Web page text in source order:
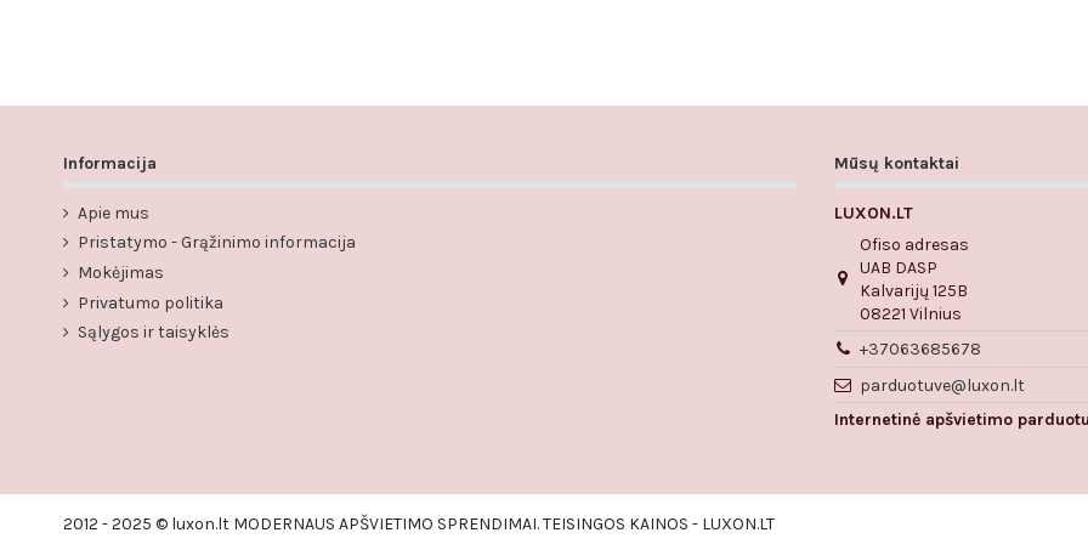
Informacija
Apie mus
Pristatymo - Grąžinimo informacija
Mokėjimas
Privatumo politika
Sąlygos ir taisyklės
Mūsų kontaktai
LUXON.LT
Ofiso adresas
UAB DASP
Kalvarijų 125B
08221 Vilnius
+37063685678
parduotuve@luxon.lt
Internetinė apšvietimo
2012 - 2025 © luxon.lt MODERNAUS APŠVIETIMO SPRENDIMAI. TEISINGOS KAINOS - LUXON.LT